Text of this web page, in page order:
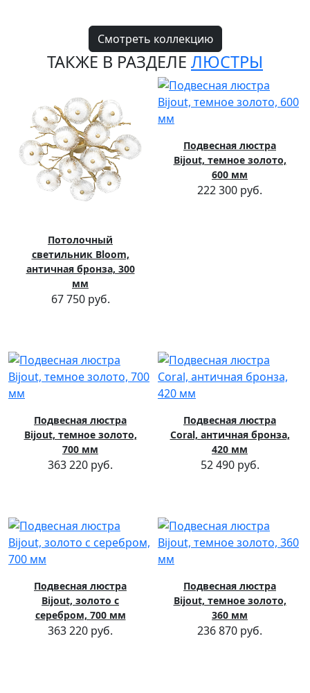
Смотреть коллекцию
ТАКЖЕ В РАЗДЕЛЕ ЛЮСТРЫ
Потолочный
светильник Bloom,
античная бронза, 300
мм
67 750 руб.
Подвесная люстра
Bijout, темное золото,
600 мм
222 300 руб.
Подвесная люстра
Bijout, темное золото,
700 мм
363 220 руб.
Подвесная люстра
Coral, античная бронза,
420 мм
52 490 руб.
Подвесная люстра
Bijout, золото с
серебром, 700 мм
363 220 руб.
Подвесная люстра
Bijout, темное золото,
360 мм
236 870 руб.